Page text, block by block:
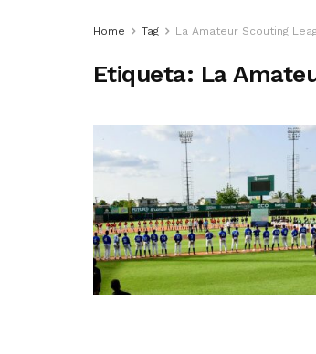
Home Tag La Amateur Scouting
Etiqueta: La